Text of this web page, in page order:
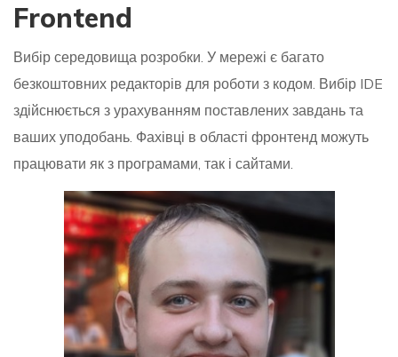
Frontend
Вибір середовища розробки. У мережі є багато
безкоштовних редакторів для роботи з кодом. Вибір IDE
здійснюється з урахуванням поставлених завдань та
ваших уподобань. Фахівці в області фронтенд можуть
працювати як з програмами, так і сайтами.